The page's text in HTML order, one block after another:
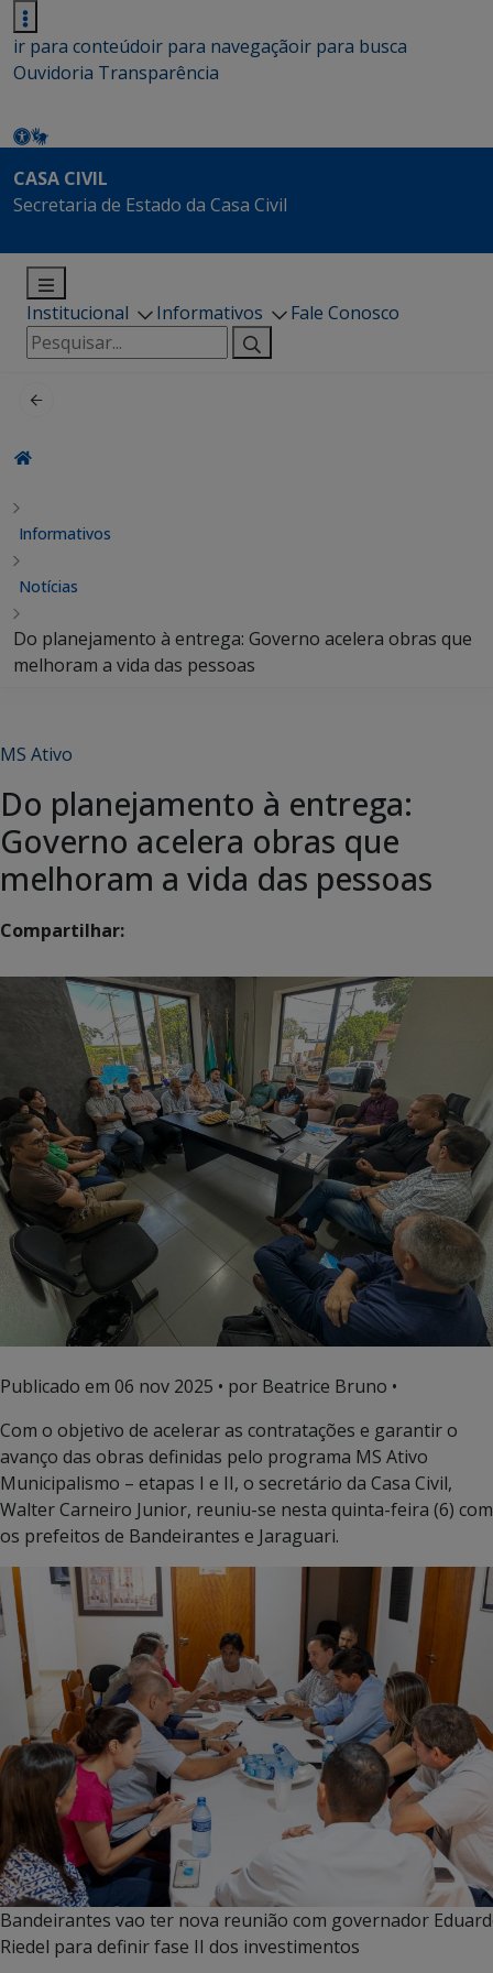
ir para conteúdoir para navegaçãoir para busca
Ouvidoria Transparência
CASA CIVIL
Secretaria de Estado da Casa Civil
Institucional Informativos
Fale Conosco
Pesquisar
por:
Informativos
Notícias
Do planejamento à entrega: Governo acelera obras que
melhoram a vida das pessoas
MS Ativo
Do planejamento à entrega:
Governo acelera obras que
melhoram a vida das pessoas
Compartilhar:
Publicado em 06 nov 2025 • por Beatrice Bruno •
Com o objetivo de acelerar as contratações e garantir o
avanço das obras definidas pelo programa MS Ativo
Municipalismo – etapas I e II, o secretário da Casa Civil,
Walter Carneiro Junior, reuniu-se nesta quinta-feira (6) com
os prefeitos de Bandeirantes e Jaraguari.
Bandeirantes vao ter nova reunião com governador
Riedel para definir fase II dos investimentos